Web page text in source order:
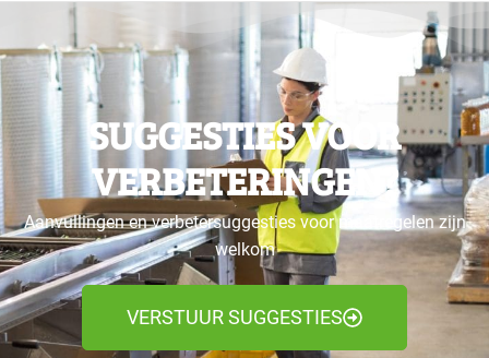
SUGGESTIES VOOR
VERBETERINGEN?
Aanvullingen en verbetersuggesties voor maatregelen zijn
welkom
VERSTUUR SUGGESTIES